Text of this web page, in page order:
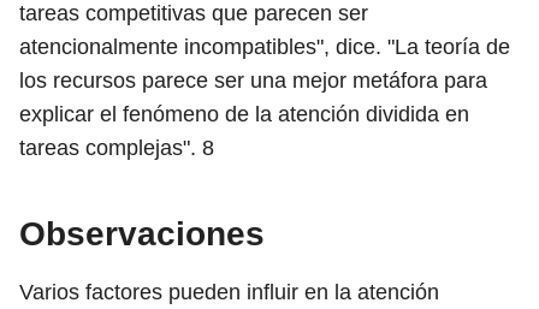
tareas competitivas que parecen ser
atencionalmente incompatibles", dice. "La teoría de
los recursos parece ser una mejor metáfora para
explicar el fenómeno de la atención dividida en
tareas complejas". 8
Observaciones
Varios factores pueden influir en la atención